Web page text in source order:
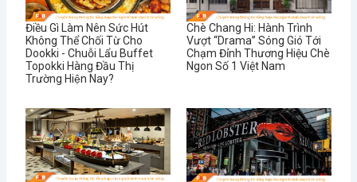
Điều Gì Làm Nên Sức Hút
Không Thể Chối Từ Cho
Dookki - Chuỗi Lẩu Buffet
Topokki Hàng Đầu Thị
Trường Hiện Nay?
Chè Chang Hi: Hành Trình
Vượt “Drama” Sóng Gió Tới
Chạm Đỉnh Thương Hiệu Chè
Ngon Số 1 Việt Nam